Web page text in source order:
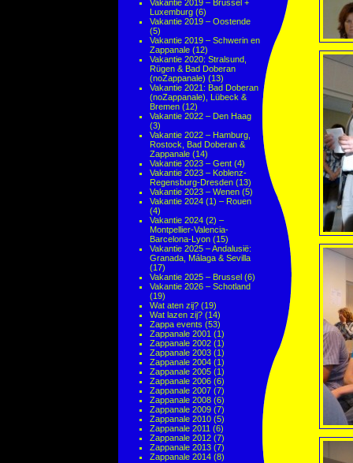
Vakantie 2019 – Brussel +
Luxemburg (6)
Vakantie 2019 – Oostende
(5)
Vakantie 2019 – Schwerin en
Zappanale (12)
Vakantie 2020: Stralsund,
Rügen & Bad Doberan
(noZappanale) (13)
Vakantie 2021: Bad Doberan
(noZappanale), Lübeck &
Bremen (12)
Vakantie 2022 – Den Haag
(3)
Vakantie 2022 – Hamburg,
Rostock, Bad Doberan &
Zappanale (14)
Vakantie 2023 – Gent (4)
Vakantie 2023 – Koblenz-
Regensburg-Dresden (13)
Vakantie 2023 – Wenen (5)
Vakantie 2024 (1) – Rouen
(4)
Vakantie 2024 (2) –
Montpellier-Valencia-
Barcelona-Lyon (15)
Vakantie 2025 – Andalusië:
Granada, Málaga & Sevilla
(17)
Vakantie 2025 – Brussel (6)
Vakantie 2026 – Schotland
(19)
Wat aten zij? (19)
Wat lazen zij? (14)
Zappa events (53)
Zappanale 2001 (1)
Zappanale 2002 (1)
Zappanale 2003 (1)
Zappanale 2004 (1)
Zappanale 2005 (1)
Zappanale 2006 (6)
Zappanale 2007 (7)
Zappanale 2008 (6)
Zappanale 2009 (7)
Zappanale 2010 (5)
Zappanale 2011 (6)
Zappanale 2012 (7)
Zappanale 2013 (7)
Zappanale 2014 (8)